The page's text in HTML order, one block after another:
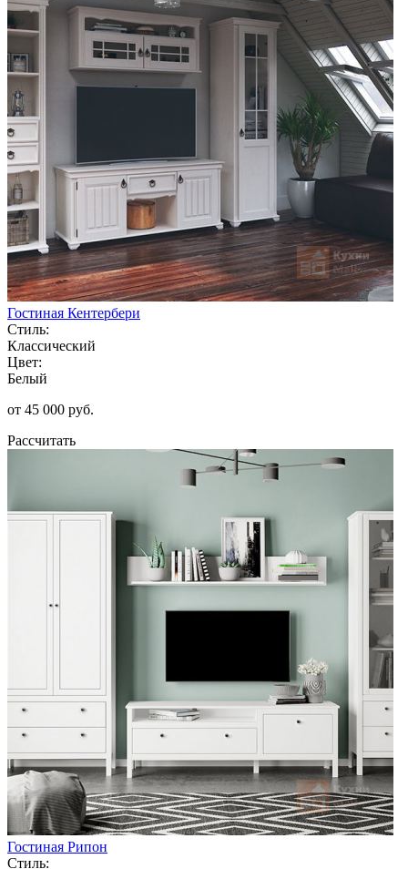
Гостиная Кентербери
Стиль:
Классический
Цвет:
Белый
от 45 000 руб.
Рассчитать
Гостиная Рипон
Стиль: